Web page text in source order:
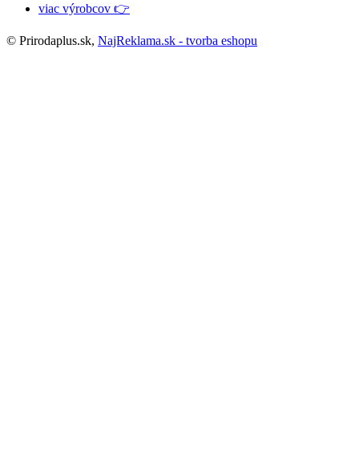
viac výrobcov 👉
© Prirodaplus.sk, NajReklama.sk - tvorba eshopu